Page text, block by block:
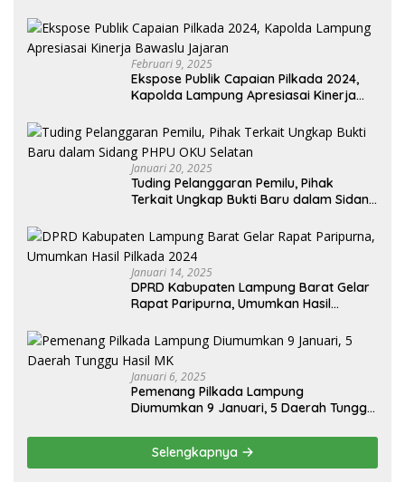
Februari 9, 2025
Ekspose Publik Capaian Pilkada 2024,
Kapolda Lampung Apresiasai Kinerja
Januari 20, 2025
Tuding Pelanggaran Pemilu, Pihak
Terkait Ungkap Bukti Baru dalam Sidang
Januari 14, 2025
DPRD Kabupaten Lampung Barat Gelar
Rapat Paripurna, Umumkan Hasil
Januari 6, 2025
Pemenang Pilkada Lampung
Diumumkan 9 Januari, 5 Daerah Tunggu
Selengkapnya